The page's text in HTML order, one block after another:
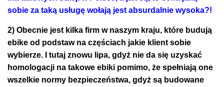
sobie za taką usługę wołają jest absurdalnie wysoka?!
2) Obecnie jest kilka firm w naszym kraju, które budują
ebike od podstaw na częściach jakie klient sobie
wybierze. I tutaj znowu lipa, gdyż nie da się uzyskać
homologacji na takowe ebiki pomimo, że spełniają one
wszelkie normy bezpieczeństwa, gdyż są budowane